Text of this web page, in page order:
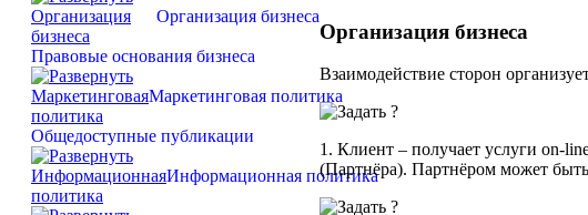
Организация бизнеса
Правовые основания бизнеса
Маркетинговая политика
Общедоступные публикации
Информационная политика
Организация бизнеса
Взаимодействие сторон
1. Клиент – получает услуги on-
(Партнёра). Партнёром может